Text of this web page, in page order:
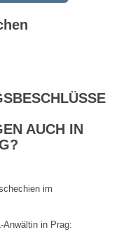
AUCH IN
im
Anwältin in Prag: